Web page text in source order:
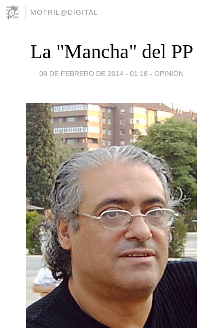
MOTRIL@DIGITAL
La "Mancha" del PP
08 DE FEBRERO DE 2014 - 01:18 - OPINIÓN